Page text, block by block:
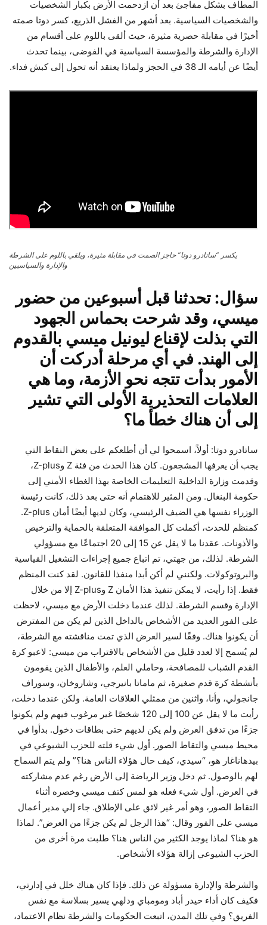
المطاف بشكل مفاجئ بعد أن ازدحمت الأرض بكبار الشخصيات
والشخصيات السياسية. بعد أشهر من الفشل الذريع، كسر دوتا صمته
أخيرًا في مقابلة حصرية مثيرة، حيث ألقى باللوم على أقسام من
الإدارة والشرطة والمؤسسة السياسية في الفوضى، بينما تحدث
أيضًا عن أيامه الـ 38 في الحجز ولماذا يعتقد أنه تحول إلى كبش فداء.
يكسر “ساتادرو دوتا” حاجز الصمت في مقابلة مثيرة، ويلقي باللوم على الشرطة
والإدارة والسياسيين
سؤال: تحدثنا قبل أسبوعين من حضور
ميسي، وقد شرحت بحماس الجهود
التي بذلت لإقناع ليونيل ميسي بالقدوم
إلى الهند. في أي مرحلة أدركت أن
الأمور بدأت تتجه نحو الأزمة، وما هي
العلامات التحذيرية الأولى التي تشير
إلى أن هناك خطأ ما؟
ساتادرو دوتا: أولاً، اسمحوا لي أن أطلعكم على بعض النقاط التي
يجب أن يعرفها المشجعون. كان هذا الحدث من فئة Z وZ-plus،
وقدمت وزارة الداخلية التعليمات الخاصة بهذا الغطاء الأمني ​​إلى
حكومة البنغال. ومن المثير للاهتمام أنه حتى بعد ذلك، كانت رئيسة
الوزراء نفسها هي الضيف الرئيسي، وكان لديها أيضًا أمان Z-plus.
كمنظم للحدث، أكملت كل الموافقة المتعلقة بالحماية والترخيص
والأذونات. عقدنا ما لا يقل عن 15 إلى 20 اجتماعًا مع مسؤولي
الشرطة. لذلك، من جهتي، تم اتباع جميع إجراءات التشغيل القياسية
والبروتوكولات. ولكنني لم أكن أبدا منفذا للقانون. لقد كنت المنظم
فقط. إذا رأيت، لا يمكن تنفيذ هذا الأمان Z وZ-plus إلا من خلال
الإدارة وقسم الشرطة. لذلك عندما دخلت الأرض مع ميسي، لاحظت
على الفور العديد من الأشخاص بالداخل الذين لم يكن من المفترض
أن يكونوا هناك. وفقًا لسير العرض الذي تمت مناقشته مع الشرطة،
لم يُسمح إلا لعدد قليل من الأشخاص بالاقتراب من ميسي: لاعبو كرة
القدم الشباب للمصافحة، وحاملي العلم، والأطفال الذين يقومون
بأنشطة كرة قدم صغيرة، ثم ماماتا بانيرجي، وشاروخان، وسوراف
جانجولي، وأنا، واثنين من ممثلي العلاقات العامة. ولكن عندما دخلت،
رأيت ما لا يقل عن 100 إلى 120 شخصًا غير مرغوب فيهم ولم يكونوا
جزءًا من تدفق العرض ولم يكن لديهم حتى بطاقات دخول. بدأوا في
محيط ميسي والتقاط الصور. أول شيء قلته للحزب الشيوعي في
بيدهاناغار هو، “سيدي، كيف حال هؤلاء الناس هنا؟” ولم يتم السماح
لهم بالوصول. ثم دخل وزير الرياضة إلى الأرض رغم عدم مشاركته
في العرض. أول شيء فعله هو لمس كتف ميسي وخصره أثناء
التقاط الصور، وهو أمر غير لائق على الإطلاق. جاء إلي مدير أعمال
ميسي على الفور وقال: “هذا الرجل لم يكن جزءًا من العرض”. لماذا
هو هنا؟ لماذا يوجد الكثير من الناس هنا؟ طلبت مرة أخرى من
الحزب الشيوعي إزالة هؤلاء الأشخاص.
والشرطة والإدارة مسؤولة عن ذلك. فإذا كان هناك خلل في إدارتي،
فكيف كان أداء حيدر أباد ومومباي ودلهي يسير بسلاسة مع نفس
الفريق؟ وفي تلك المدن، اتبعت الحكومات والشرطة نظام الاعتماد،